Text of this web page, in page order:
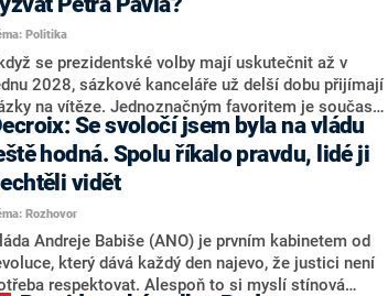
klubu ODS a TOP 09. Hraba to na dotaz
nevyloučil. Předseda klubu senátorů ODS
Nytra redakci řekl, že počítá s odchodem
senátorů z klubu a že Naše Česko není
ale soupeř.
Politika
se prezidentské volby mají uskutečnit až v
2028, sázkové kanceláře už delší dobu přijímají
na vítěze. Jednoznačným favoritem je současná
státu Petr Pavel. Daleko za ním pak bookmakeři
dva výrazné politiky ANO, tedy premiéra
Babiše a ministra průmyslu Karla Havlíčka.
tipem samotných sázkařů je poslanec za
Filip Turek. Politolog Jan Kubáček nicméně
kandidatuře kohokoliv ze zmíněné trojice
pochybuje. Podle něj současná koalice dosud
osobu, která by Pavlovi mohla konkurovat.
Se svoločí jsem byla na vládu
hodná. Spolu říkalo pravdu, lidé ji
vidět
Rozhovor
Andreje Babiše (ANO) je prvním kabinetem od
který dává každý den najevo, že justici není
respektovat. Alespoň to si myslí stínová